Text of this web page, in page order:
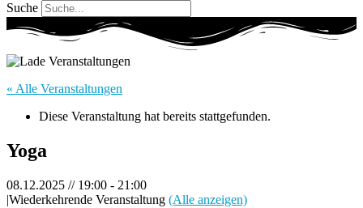
Suche
« Alle Veranstaltungen
Diese Veranstaltung hat bereits stattgefunden.
Yoga
08.12.2025 // 19:00 - 21:00
|Wiederkehrende Veranstaltung (Alle anzeigen)